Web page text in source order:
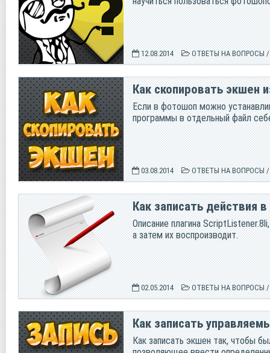
12.08.2014 ОТВЕТЫ НА ВОПРОСЫ
Как скопировать экшен
Если в фотошоп можно
программы в отдельный файл
03.08.2014 ОТВЕТЫ НА ВОПРОСЫ
Как записать действия
Описание плагина
а затем их воспроизводит.
02.05.2014 ОТВЕТЫ НА ВОПРОСЫ
Как записать
Как записать экшен так, чтобы